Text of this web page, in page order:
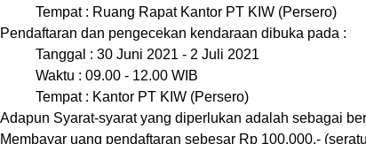
Tempat : Ruang Rapat Kantor PT KIW (Persero)
Pendaftaran dan pengecekan kendaraan dibuka pada :
Tanggal : 30 Juni 2021 - 2 Juli 2021
Waktu : 09.00 - 12.00 WIB
Tempat : Kantor PT KIW (Persero)
Adapun Syarat-syarat yang diperlukan adalah sebagai
Membayar uang pendaftaran sebesar Rp 100.000,-